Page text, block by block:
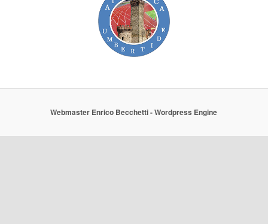
Doualla nel futuro! Bronzo ai Mondiali U20
un Mondiale nei 10[...]
Eugene: 4x100 mista vola con il terzo tempo
Webmaster Enrico Becchetti - Wordpress Engine